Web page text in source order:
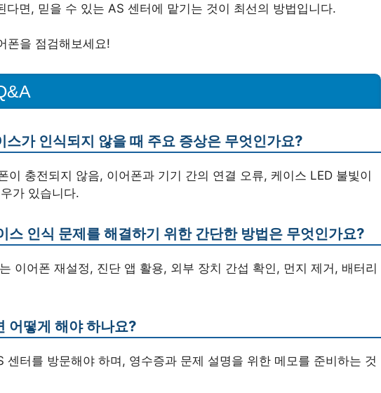
다면, 믿을 수 있는 AS 센터에 맡기는 것이 최선의 방법입니다.
폰을 점검해보세요!
스가 인식되지 않을 때 주요 증상은 무엇인가요?
이 충전되지 않음, 이어폰과 기기 간의 연결 오류, 케이스 LED 불빛이
가 있습니다.
스 인식 문제를 해결하기 위한 간단한 방법은 무엇인가요?
이어폰 재설정, 진단 앱 활용, 외부 장치 간섭 확인, 먼지 제거, 배터리
어떻게 해야 하나요?
센터를 방문해야 하며, 영수증과 문제 설명을 위한 메모를 준비하는 것